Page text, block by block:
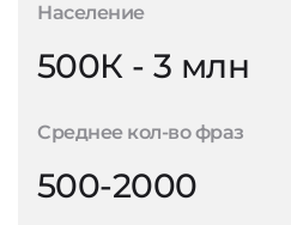
Население
500К - 3 млн
Среднее кол-во фраз
500-2000